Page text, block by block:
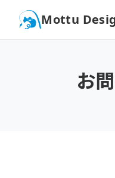
Mottu
お